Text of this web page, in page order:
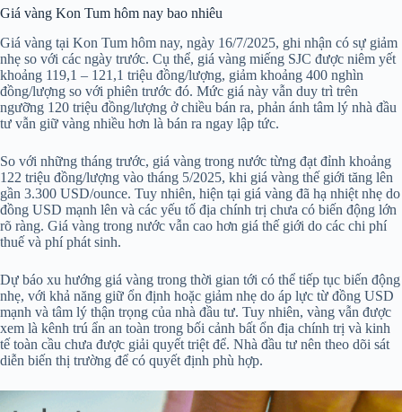
Giá vàng Kon Tum hôm nay bao nhiêu
Giá vàng tại Kon Tum hôm nay, ngày 16/7/2025, ghi nhận có sự giảm
nhẹ so với các ngày trước. Cụ thể, giá vàng miếng SJC được niêm yết
khoảng 119,1 – 121,1 triệu đồng/lượng, giảm khoảng 400 nghìn
đồng/lượng so với phiên trước đó. Mức giá này vẫn duy trì trên
ngưỡng 120 triệu đồng/lượng ở chiều bán ra, phản ánh tâm lý nhà đầu
tư vẫn giữ vàng nhiều hơn là bán ra ngay lập tức.
So với những tháng trước, giá vàng trong nước từng đạt đỉnh khoảng
122 triệu đồng/lượng vào tháng 5/2025, khi giá vàng thế giới tăng lên
gần 3.300 USD/ounce. Tuy nhiên, hiện tại giá vàng đã hạ nhiệt nhẹ do
đồng USD mạnh lên và các yếu tố địa chính trị chưa có biến động lớn
rõ ràng. Giá vàng trong nước vẫn cao hơn giá thế giới do các chi phí
thuế và phí phát sinh.
Dự báo xu hướng giá vàng trong thời gian tới có thể tiếp tục biến động
nhẹ, với khả năng giữ ổn định hoặc giảm nhẹ do áp lực từ đồng USD
mạnh và tâm lý thận trọng của nhà đầu tư. Tuy nhiên, vàng vẫn được
xem là kênh trú ẩn an toàn trong bối cảnh bất ổn địa chính trị và kinh
tế toàn cầu chưa được giải quyết triệt để. Nhà đầu tư nên theo dõi sát
diễn biến thị trường để có quyết định phù hợp.